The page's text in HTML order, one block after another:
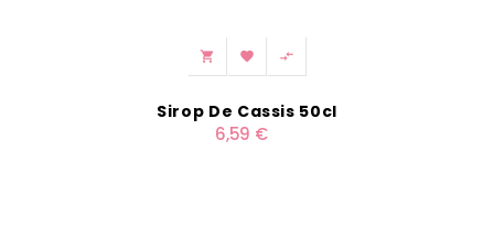
  
Sirop De Cassis 50cl
6,59 €